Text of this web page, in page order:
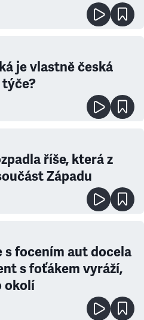
je vlastně česká
týče?
říše, která z
Západu
s focením aut docela
s foťákem vyráží,
okolí